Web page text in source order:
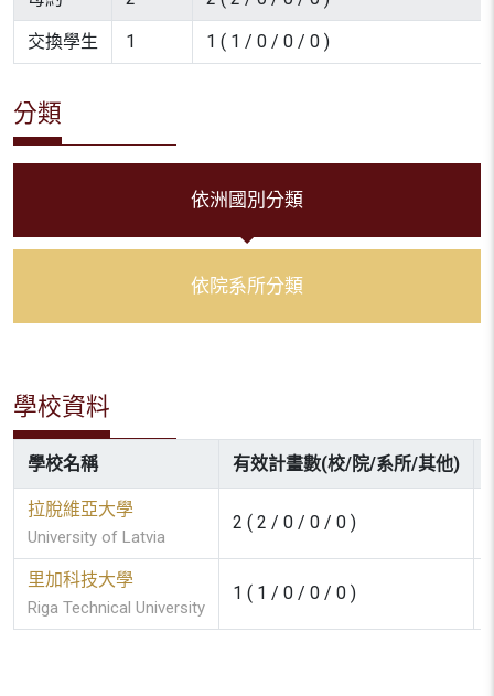
交換學生 1 1 ( 1 / 0 / 0 / 0 )
分類
依洲國別分類
依院系所分類
學校資料
學校名稱 有效計畫數(校/院/系所/其他)
拉脫維亞大學
University of Latvia
2 ( 2 / 0 / 0 / 0 )
里加科技大學
Riga Technical University
1 ( 1 / 0 / 0 / 0 )